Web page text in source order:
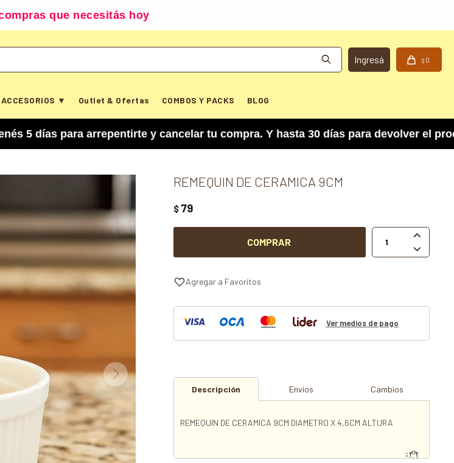
que necesitás hoy
▼ Outlet & Ofertas COMBOS Y PACKS BLOG
$ 0
para arrepentirte y cancelar tu compra. Y hasta 30 días para devolver el
REMEQUIN DE CERAMICA 9CM
$ 79
COMPRAR


Ver medios de pago
Descripción Envíos Cambios
REMEQUIN DE CERAMICA 9CM DIAMETRO X 4,6CM ALTURA